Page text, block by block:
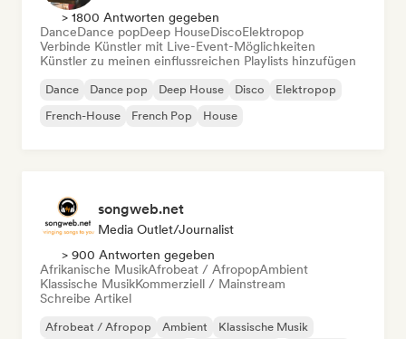
> 1800 Antworten gegeben
DanceDance popDeep HouseDiscoElektropop
Verbinde Künstler mit Live-Event-Möglichkeiten
Künstler zu meinen einflussreichen Playlists hinzufügen
Dance Dance pop Deep House Disco
Elektropop
French-House
French Pop House
songweb.net
Media Outlet/Journalist
> 900 Antworten gegeben
Afrikanische MusikAfrobeat / AfropopAmbient
Klassische MusikKommerziell / Mainstream
Schreibe Artikel
Afrobeat / Afropop Ambient
Klassische Musik